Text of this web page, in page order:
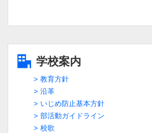
学校案内
教育方針
沿革
いじめ防止基本方針
部活動ガイドライン
校歌